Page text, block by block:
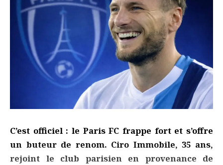
C’est officiel : le Paris FC frappe fort et s’offre
un buteur de renom. Ciro Immobile, 35 ans,
rejoint le club parisien en provenance de